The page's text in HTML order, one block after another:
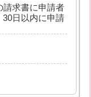
請求書に申請者
日以内に申請